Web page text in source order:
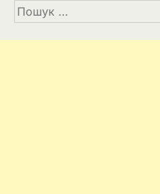
Пошук: